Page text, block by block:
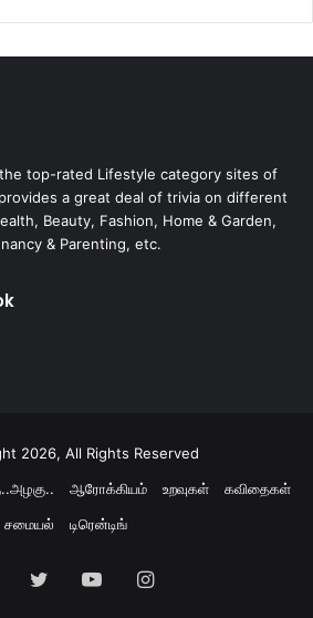
top-rated Lifestyle category sites of
a great deal of trivia on different
Beauty, Fashion, Home & Garden,
& Parenting, etc.
2026, All Rights Reserved
ஆரோக்கியம் உறவுகள்
கவிதைகள்
சமையல்
டிரென்டிங்
TwitterYouTubeInstagram